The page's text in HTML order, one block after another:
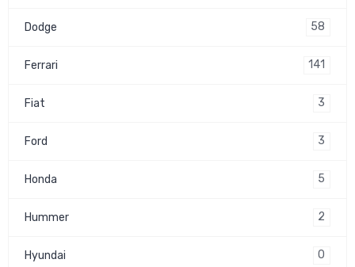
Dodge 58
Ferrari 141
Fiat 3
Ford 3
Honda 5
Hummer 2
Hyundai 0